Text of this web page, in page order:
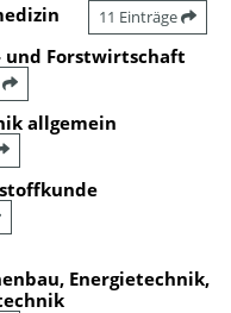
11 Einträge
und Forstwirtschaft
allgemein
Energietechnik,